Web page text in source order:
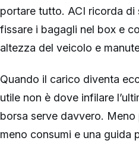
portare tutto. ACI ricorda
fissare i bagagli nel box e
altezza del veicolo e
Quando il carico diventa
utile non è dove infilare
borsa serve davvero.
meno consumi e una guida